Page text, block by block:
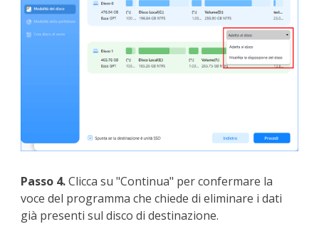
Passo 4.Clicca su "Continua" per confermare la
voce del programma che chiede di eliminare i dati
già presenti sul disco di destinazione.